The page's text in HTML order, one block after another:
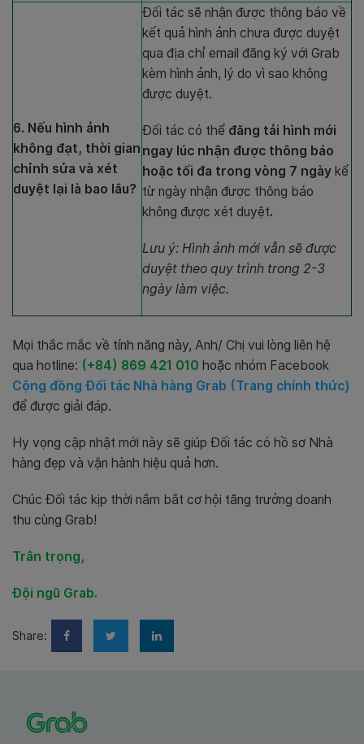
6. Nếu hình ảnh
không đạt, thời gian
chỉnh sửa và xét
duyệt lại là bao lâu?
Đối tác sẽ nhận được thông báo về
kết quả hình ảnh chưa được duyệt
qua địa chỉ email đăng ký với Grab
kèm hình ảnh, lý do vì sao không
được duyệt.
Đối tác có thể đăng tải hình mới
ngay lúc nhận được thông báo
hoặc tối đa trong vòng 7 ngày kể
từ ngày nhận được thông báo
không được xét duyệt.
Lưu ý: Hình ảnh mới vẫn sẽ được
duyệt theo quy trình trong 2-3
ngày làm việc.
Mọi thắc mắc về tính năng này, Anh/ Chị vui lòng liên hệ
qua hotline: (+84) 869 421 010 hoặc nhóm Facebook
Cộng đồng Đối tác Nhà hàng Grab (Trang chính thức)
để được giải đáp.
Hy vọng cập nhật mới này sẽ giúp Đối tác có hồ sơ Nhà
hàng đẹp và vận hành hiệu quả hơn.
Chúc Đối tác kịp thời nắm bắt cơ hội tăng trưởng doanh
thu cùng Grab!
Trân trọng,
Đội ngũ Grab.
Share: